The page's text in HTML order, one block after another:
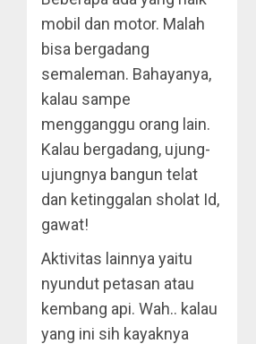
mobil dan motor. Malah
bisa bergadang
semaleman. Bahayanya,
kalau sampe
mengganggu orang lain.
Kalau bergadang, ujung-
ujungnya bangun telat
dan ketinggalan sholat Id,
gawat!
Aktivitas lainnya yaitu
nyundut petasan atau
kembang api. Wah.. kalau
yang ini sih kayaknya